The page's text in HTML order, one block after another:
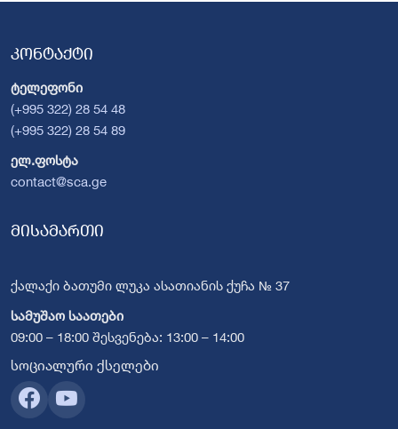
კონტაქტი
ტელეფონი
(+995 322) 28 54 48
(+995 322) 28 54 89
ელ.ფოსტა
contact@sca.ge
მისამართი
ქალაქი ბათუმი ლუკა ასათიანის ქუჩა № 37
სამუშაო საათები
09:00 – 18:00 შესვენება: 13:00 – 14:00
სოციალური ქსელები